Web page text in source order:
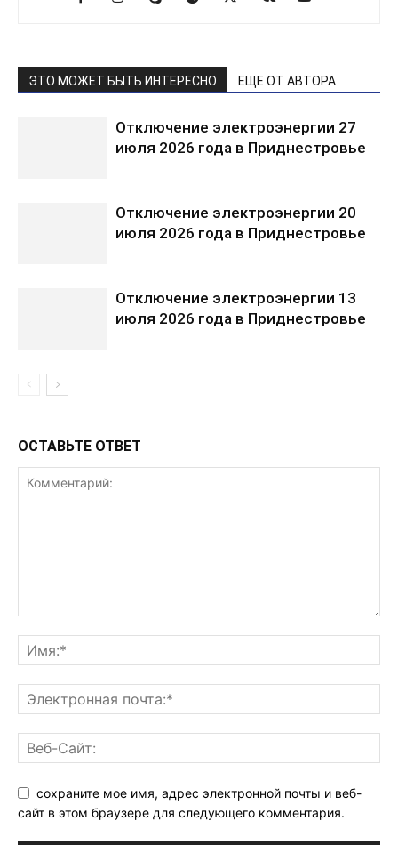
ЭТО МОЖЕТ БЫТЬ ИНТЕРЕСНО ЕЩЕ ОТ АВТОРА
Отключение электроэнергии 27
июля 2026 года в Приднестровье
Отключение электроэнергии 20
июля 2026 года в Приднестровье
Отключение электроэнергии 13
июля 2026 года в Приднестровье
ОСТАВЬТЕ ОТВЕТ
сохраните мое имя, адрес электронной почты и веб-
сайт в этом браузере для следующего комментария.